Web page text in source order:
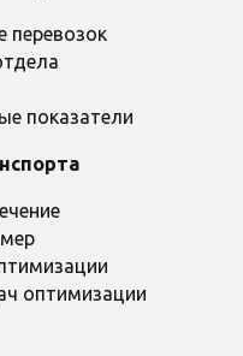
перевозок
показатели
оптимизации